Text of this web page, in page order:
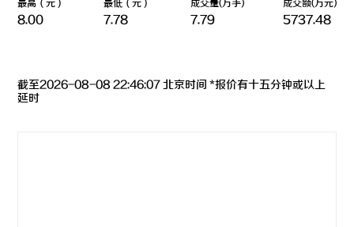
版权所有 上海神开石油化工装备股份有限公司 沪ICP备15050775
号-1
最高（元）
8.00
最低（元）
7.78
成交量(万手)
7.79
成交额(万元)
5737.48
截至2026-08-08 22:46:07 北京时间 *报价有十五分钟或以上
延时